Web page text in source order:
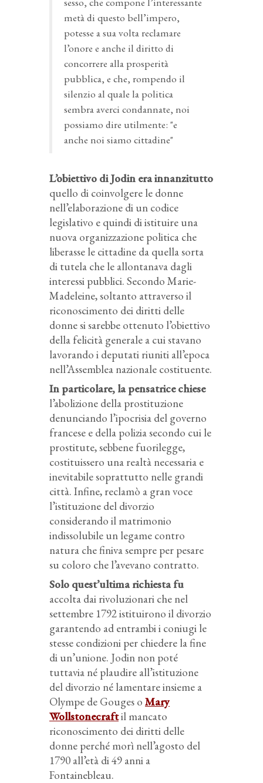
metà di questo bell’impero,
potesse a sua volta reclamare
l’onore e anche il diritto di
concorrere alla prosperità
pubblica, e che, rompendo il
silenzio al quale la politica
sembra averci condannate, noi
possiamo dire utilmente: "e
anche noi siamo cittadine"
L’obiettivo di Jodin era innanzitutto
quello di coinvolgere le donne
nell’elaborazione di un codice
legislativo e quindi di istituire una
nuova organizzazione politica che
liberasse le cittadine da quella sorta
di tutela che le allontanava dagli
interessi pubblici. Secondo Marie-
Madeleine, soltanto attraverso il
riconoscimento dei diritti delle
donne si sarebbe ottenuto l’obiettivo
della felicità generale a cui stavano
lavorando i deputati riuniti all’epoca
nell’Assemblea nazionale costituente.
In particolare, la pensatrice chiese
l’abolizione della prostituzione
denunciando l’ipocrisia del governo
francese e della polizia secondo cui le
prostitute, sebbene fuorilegge,
costituissero una realtà necessaria e
inevitabile soprattutto nelle grandi
città. Infine, reclamò a gran voce
l’istituzione del divorzio
considerando il matrimonio
indissolubile un legame contro
natura che finiva sempre per pesare
su coloro che l’avevano contratto.
Solo quest’ultima richiesta fu
accolta dai rivoluzionari che nel
settembre 1792 istituirono il divorzio
garantendo ad entrambi i coniugi le
stesse condizioni per chiedere la fine
di un’unione. Jodin non poté
tuttavia né plaudire all’istituzione
del divorzio né lamentare insieme a
Olympe de Gouges o Mary
Wollstonecraftil mancato
riconoscimento dei diritti delle
donne perché morì nell’agosto del
1790 all’età di 49 anni a
Fontainebleau.